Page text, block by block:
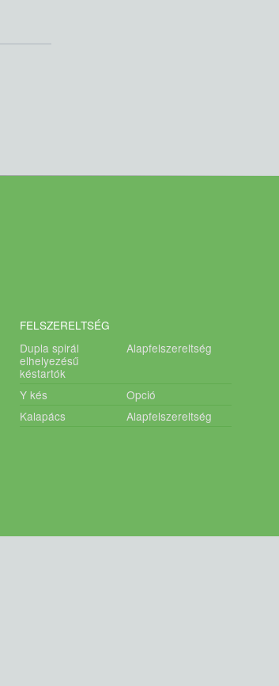
FELSZERELTSÉG
Dupla spirál
elhelyezésű
késtartók
Alapfelszereltség
Y kés
Opció
Kalapács
Alapfelszereltség